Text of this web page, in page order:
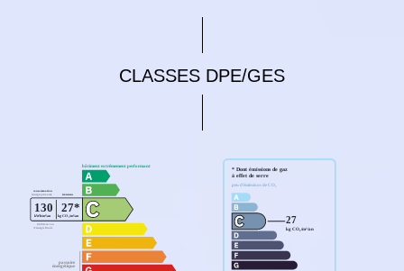
CLASSES DPE/GES